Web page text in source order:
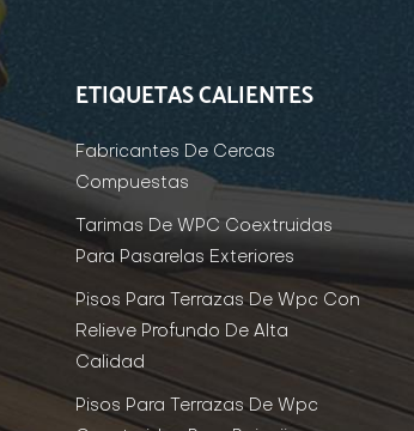
ETIQUETAS CALIENTES
Fabricantes De Cercas
Compuestas
Tarimas De WPC Coextruidas
Para Pasarelas Exteriores
Pisos Para Terrazas De Wpc Con
Relieve Profundo De Alta
Calidad
Pisos Para Terrazas De Wpc